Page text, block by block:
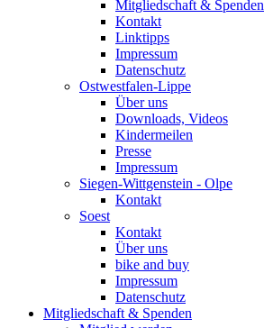
Mitgliedschaft & Spenden
Kontakt
Linktipps
Impressum
Datenschutz
Ostwestfalen-Lippe
Über uns
Downloads, Videos
Kindermeilen
Presse
Impressum
Siegen-Wittgenstein - Olpe
Kontakt
Soest
Kontakt
Über uns
bike and buy
Impressum
Datenschutz
Mitgliedschaft & Spenden